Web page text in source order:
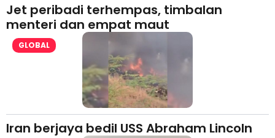
Jet peribadi terhempas, timbalan
menteri dan empat maut
GLOBAL
Iran berjaya bedil USS Abraham Lincoln